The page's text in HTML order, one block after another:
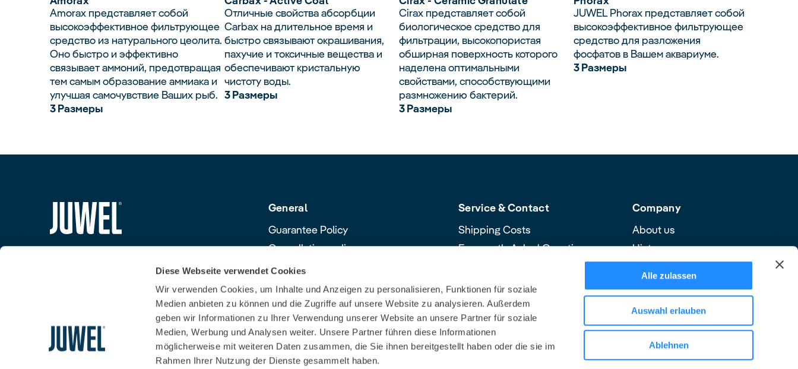
Diese Webseite verwendet Cookies
Wir verwenden Cookies, um Inhalte und Anzeigen zu personalisieren, Funktionen für soziale
Medien anbieten zu können und die Zugriffe auf unsere Website zu analysieren. Außerdem
geben wir Informationen zu Ihrer Verwendung unserer Website an unsere Partner für soziale
Medien, Werbung und Analysen weiter. Unsere Partner führen diese Informationen
möglicherweise mit weiteren Daten zusammen, die Sie ihnen bereitgestellt haben oder die sie im
Rahmen Ihrer Nutzung der Dienste gesammelt haben.
Alle zulassen
Auswahl erlauben
Ablehnen
Amorax представляет собой
высокоэффективное фильтрующее
средство из натурального цеолита.
Оно быстро и эффективно
связывает аммоний, предотвращая
тем самым образование аммиака и
улучшая самочувствие Ваших рыб.
3 Размеры
Отличные свойства абсорбции
Carbax на длительное время и
быстро связывают окрашивания,
пахучие и токсичные вещества и
обеспечивают кристальную
чистоту воды.
3 Размеры
Cirax представляет собой
биологическое средство для
фильтрации, высокопористая
обширная поверхность которого
наделена оптимальными
свойствами, способствующими
размножению бактерий.
3 Размеры
JUWEL Phorax представляет собой
высокоэффективное фильтрующее
средство для разложения
фосфатов в Вашем аквариуме.
3 Размеры
siteheader.logo.title
General
Guarantee Policy
Cancellation policy
Declaration of Conformity
Product safety recalls and alerts
Service & Contact
Shipping Costs
Frequently Asked Questions
Download Centre
Dealer Search
Company
About us
History
Safety & Quality
Data protection declaration